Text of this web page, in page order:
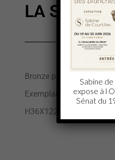
LA
Bronze patiné
Exemplaire n°2/8
H36X122X45 cm
Sabine
expose à l
Sénat du